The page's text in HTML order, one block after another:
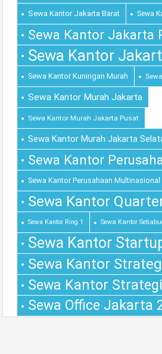
Sewa Kantor Jakarta Barat Sewa
Sewa Kantor Jakarta
Sewa Kantor
Sewa Kantor Kuningan Murah
Sewa Kantor Murah Jakarta
Sewa Kantor Murah Jakarta Pusat
Sewa Kantor Murah Jakarta
Sewa Kantor
Sewa Kantor Perusahaan Multinasional
Sewa Kantor
Sewa Kantor Ring 1 Sewa Kantor
Sewa Kantor
Sewa Kantor
Sewa Kantor
Sewa Office Jakarta